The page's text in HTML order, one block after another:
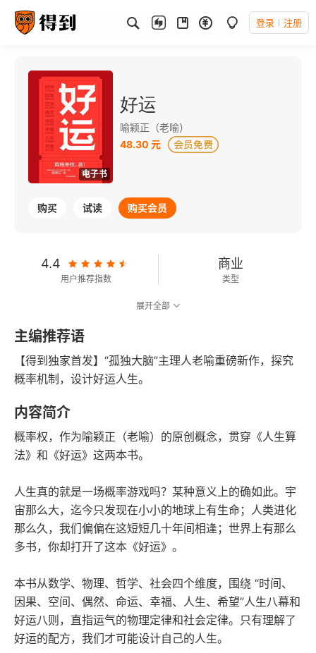
登录 注册
电子书
好运
喻颖正（老喻）
48.30 元
购买 试读 购买会员
4.4
用户推荐指数
商业
类型
124千字
字数
2024-02-01
发行日期
展开全部
主编推荐语
【得到独家首发】“孤独大脑”主理人老喻重磅新作，探究
概率机制，设计好运人生。
内容简介
概率权，作为喻颖正（老喻）的原创概念，贯穿《人生算
法》和《好运》这两本书。
人生真的就是一场概率游戏吗？某种意义上的确如此。宇
宙那么大，迄今只发现在小小的地球上有生命；人类进化
那么久，我们偏偏在这短短几十年间相逢；世界上有那么
多书，你却打开了这本《好运》。
本书从数学、物理、哲学、社会四个维度，围绕 “时间、
因果、空间、偶然、命运、幸福、人生、希望”人生八幕和
好运八则，直指运气的物理定律和社会定律。只有理解了
好运的配方，我们才可能设计自己的人生。